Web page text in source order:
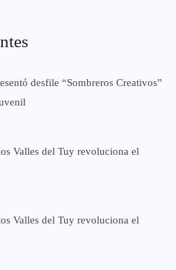
desfile “Sombreros Creativos”
Valles del Tuy revoluciona el
Valles del Tuy revoluciona el